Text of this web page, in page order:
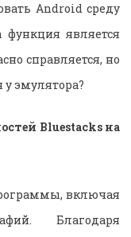
Android среду
является
справляется, но
эмулятора?
Bluestacks на
включая
Благодаря